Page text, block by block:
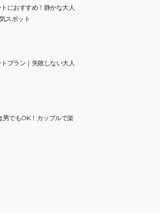
におすすめ！静かな大人
スポット
プラン｜失敗しない大人
男でもOK！カップルで楽